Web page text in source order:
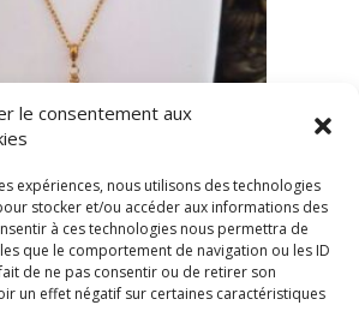
le consentement aux
expériences, nous utilisons des technologies
stocker et/ou accéder aux informations des
à ces technologies nous permettra de
que le comportement de navigation ou les ID
de ne pas consentir ou de retirer son
un effet négatif sur certaines caractéristiques